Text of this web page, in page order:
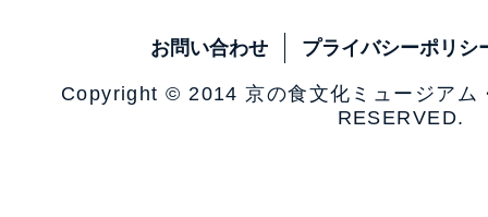
お問い合わせ プライバシーポリシ
Copyright © 2014 京の食文化ミュージア
RESERVED.